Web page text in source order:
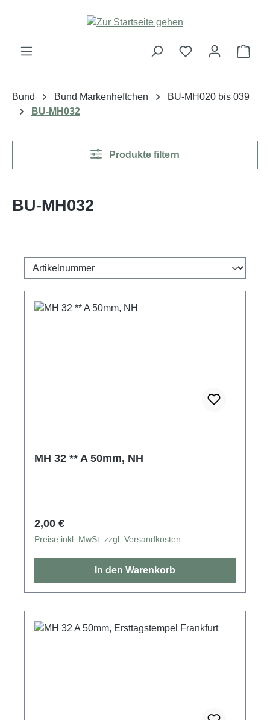
Zum Hauptinhalt springen
Bund Bund Markenheftchen
BU-MH020 bis 039
BU-MH032
Produkte filtern
BU-MH032
MH 32 ** A 50mm, NH
Regulärer Preis:
2,00 €
Preise inkl. MwSt. zzgl. Versandkosten
In den Warenkorb